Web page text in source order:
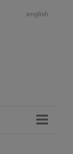
english